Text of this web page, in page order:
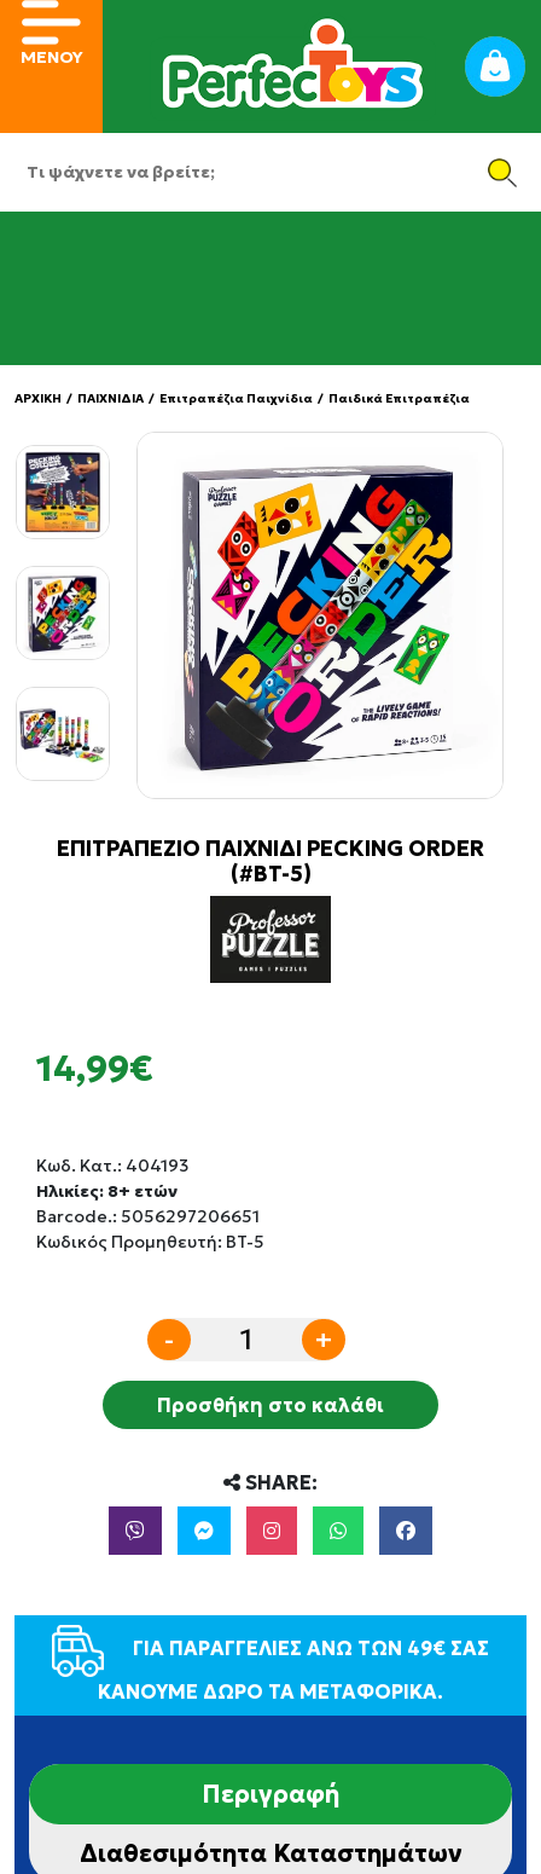
ΜΕΝΟΥ
ΑΡΧΙΚΗ / ΠΑΙΧΝΙΔΙΑ / Επιτραπέζια Παιχνίδια / Παιδικά Επιτραπέζια
ΕΠΙΤΡΑΠΕΖΙΟ ΠΑΙΧΝΙΔΙ PECKING ORDER
(#BT-5)
14,99€
Κωδ. Κατ.: 404193
Ηλικίες: 8+ ετών
Barcode.: 5056297206651
Κωδικός Προμηθευτή: BT-5
- +
Προσθήκη στο καλάθι
SHARE:
ΓΙΑ ΠΑΡΑΓΓΕΛΙΕΣ ΑΝΩ ΤΩΝ 49€ ΣΑΣ
ΚΑΝΟΥΜΕ ΔΩΡΟ ΤΑ ΜΕΤΑΦΟΡΙΚΑ.
Περιγραφή
Διαθεσιμότητα Καταστημάτων